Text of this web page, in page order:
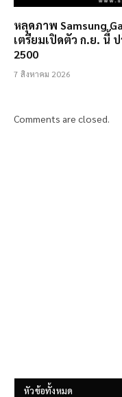
หลุดภาพ Samsung
เตรียมเปิดตัว ก.ย. นี้
2500
7 สิงหาคม 2026
Comments are closed.
หัวข้อทั้งหมด